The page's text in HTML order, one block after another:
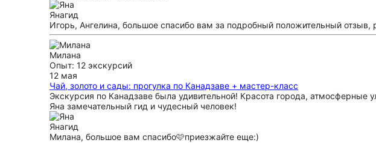
Янагид
Игорь, Ангелина, большое спасибо вам за подробный положительный
Милана
Опыт: 12 экскурсий
12 мая
Чай, золото и сады: прогулка по Канадзаве + мастер-класс
Экскурсия по Канадзаве была удивительной! Красота города,
Яна замечательный гид и чудесный человек!
Янагид
Милана, большое вам спасибо🩷приезжайте еще:)